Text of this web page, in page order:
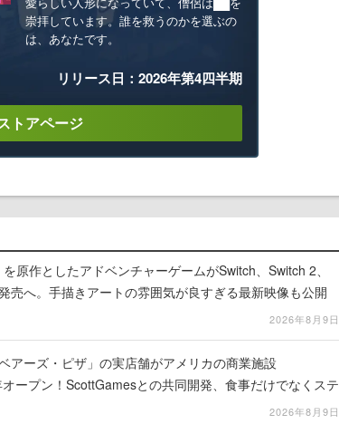
崇拝しています。誰を救うのかを選ぶの
は、あなたです。
リリース日：2026年第4四半期
トアページ
原作としたアドベンチャーゲームがSwitch、Switch 2、
売へ。手描きアートの雰囲気が良すぎる最新映像も公開
2026年8月9日
アーズ・ピザ」の実店舗がアメリカの商業施設
ープン！ScottGamesとの共同開発、食事だけでなくステ
2026年8月9日